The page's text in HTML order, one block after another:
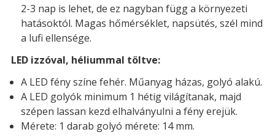
2-3 nap is lehet, de ez nagyban függ a környezeti
hatásoktól. Magas hőmérséklet, napsütés, szél mind
a lufi ellensége.
LED izzóval, héliummal töltve:
A LED fény színe fehér. Műanyag házas, golyó alakú.
A LED golyók minimum 1 hétig világítanak, majd
szépen lassan kezd elhalványulni a fény erejük.
Mérete: 1 darab golyó mérete: 14 mm.